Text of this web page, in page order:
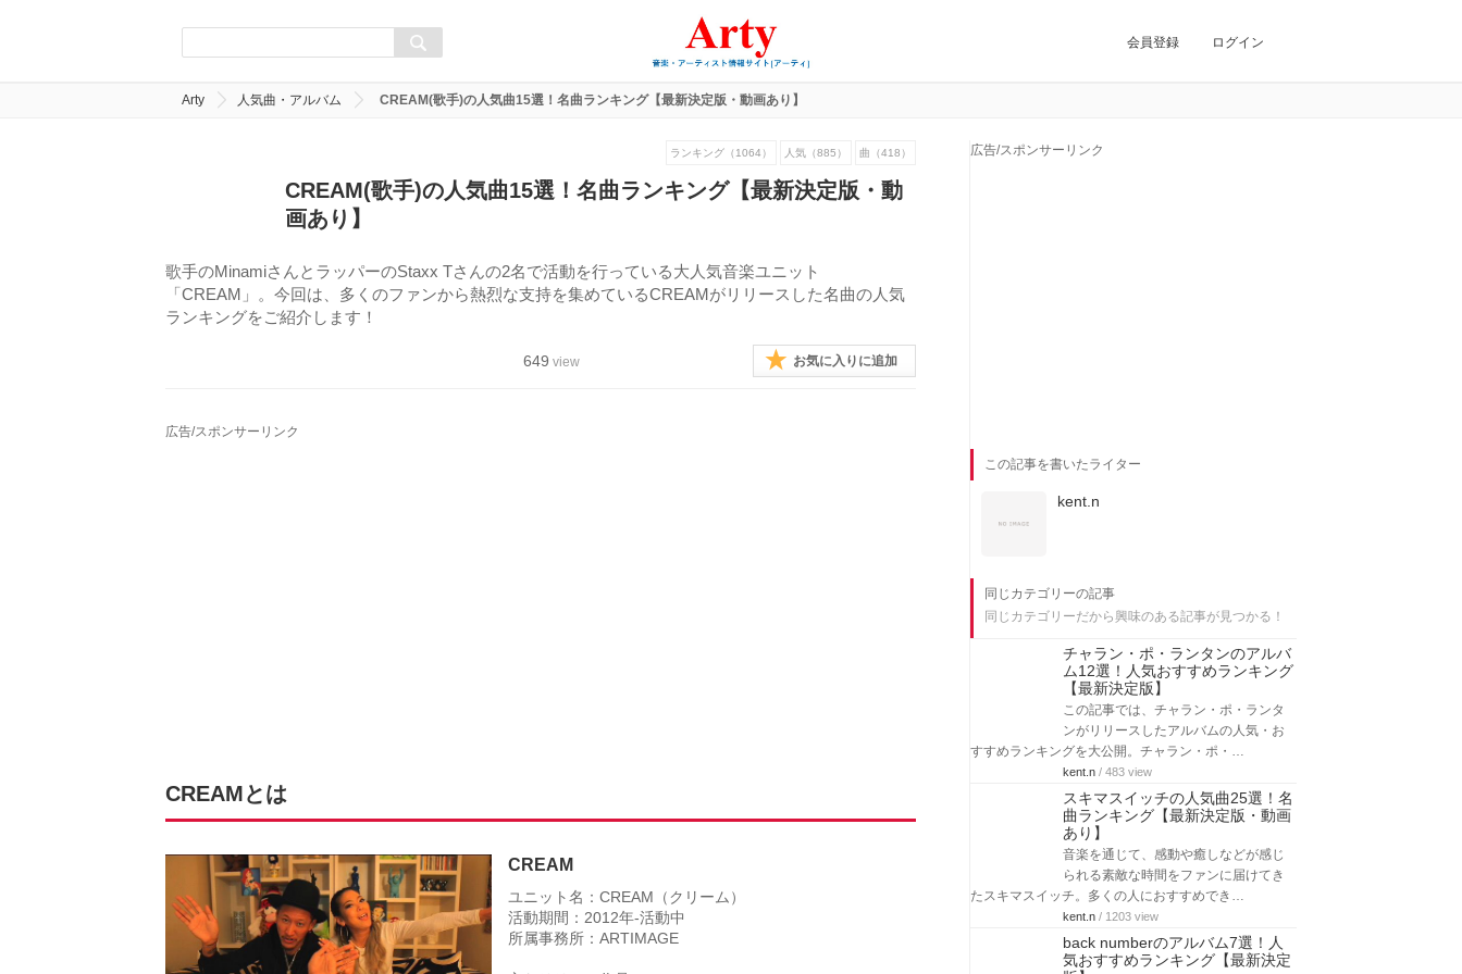
会員登録 ログイン
Arty 人気曲・アルバム CREAM(歌手)の人気曲15選！名曲ランキング【最新決定版・動画あり】
ランキング（1064） 人気（885） 曲（418）
CREAM(歌手)の人気曲15選！名曲ランキング【最新決定版・動
画あり】
歌手のMinamiさんとラッパーのStaxx Tさんの2名で活動を行っている大人気音楽ユニット
「CREAM」。今回は、多くのファンから熱烈な支持を集めているCREAMがリリースした名曲の人気
ランキングをご紹介します！
649 view お気に入りに追加
広告/スポンサーリンク
CREAMとは
CREAM
ユニット名：CREAM（クリーム）
活動期間：2012年-活動中
所属事務所：ARTIMAGE
広告/スポンサーリンク
この記事を書いたライター
kent.n
同じカテゴリーの記事
同じカテゴリーだから興味のある記事が見つかる！
チャラン・ポ・ランタンのアルバ
ム12選！人気おすすめランキング
【最新決定版】
この記事では、チャラン・ポ・ランタ
ンがリリースしたアルバムの人気・お
すすめランキングを大公開。チャラン・ポ・…
kent.n / 483 view
スキマスイッチの人気曲25選！名
曲ランキング【最新決定版・動画
あり】
音楽を通じて、感動や癒しなどが感じ
られる素敵な時間をファンに届けてき
たスキマスイッチ。多くの人におすすめでき…
kent.n / 1203 view
back numberのアルバム7選！人
気おすすめランキング【最新決定